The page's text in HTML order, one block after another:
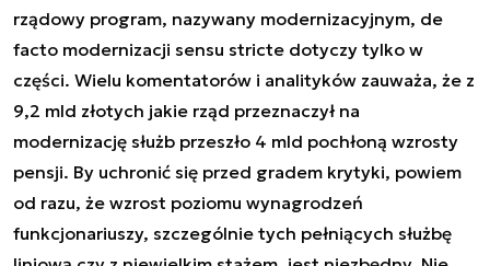
rządowy program, nazywany modernizacyjnym, de
facto modernizacji sensu stricte dotyczy tylko w
części. Wielu komentatorów i analityków zauważa, że z
9,2 mld złotych jakie rząd przeznaczył na
modernizację służb przeszło 4 mld pochłoną wzrosty
pensji. By uchronić się przed gradem krytyki, powiem
od razu, że wzrost poziomu wynagrodzeń
funkcjonariuszy, szczególnie tych pełniących służbę